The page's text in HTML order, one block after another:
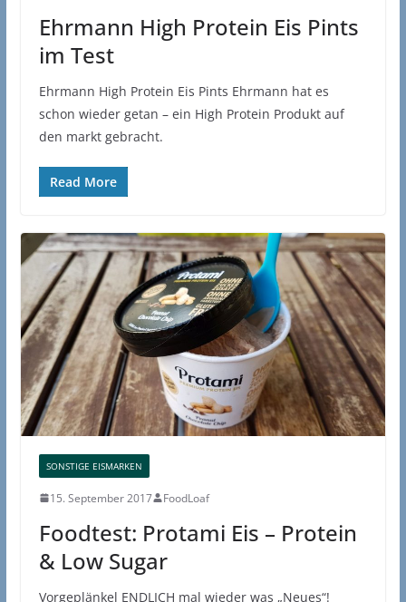
Ehrmann High Protein Eis Pints
im Test
Ehrmann High Protein Eis Pints Ehrmann hat es
schon wieder getan – ein High Protein Produkt auf
den markt gebracht.
Read More
SONSTIGE EISMARKEN
15. September 2017 FoodLoaf
Foodtest: Protami Eis – Protein
& Low Sugar
Vorgeplänkel ENDLICH mal wieder was „Neues“!